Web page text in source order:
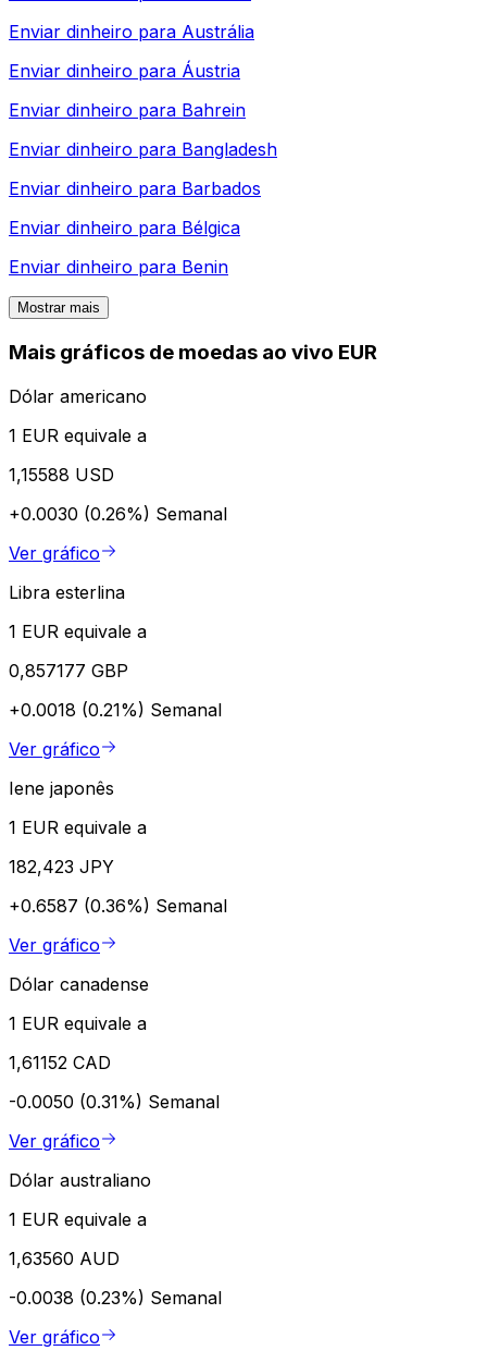
Enviar dinheiro para Austrália
Enviar dinheiro para Áustria
Enviar dinheiro para Bahrein
Enviar dinheiro para Bangladesh
Enviar dinheiro para Barbados
Enviar dinheiro para Bélgica
Enviar dinheiro para Benin
Mostrar mais
Mais gráficos de moedas ao vivo EUR
Dólar americano
1 EUR equivale a
1,15588 USD
+0.0030 (0.26%) Semanal
Ver gráfico
Libra esterlina
1 EUR equivale a
0,857177 GBP
+0.0018 (0.21%) Semanal
Ver gráfico
Iene japonês
1 EUR equivale a
182,423 JPY
+0.6587 (0.36%) Semanal
Ver gráfico
Dólar canadense
1 EUR equivale a
1,61152 CAD
-0.0050 (0.31%) Semanal
Ver gráfico
Dólar australiano
1 EUR equivale a
1,63560 AUD
-0.0038 (0.23%) Semanal
Ver gráfico